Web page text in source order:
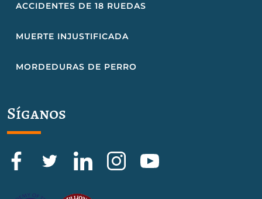
ACCIDENTES DE 18 RUEDAS
MUERTE INJUSTIFICADA
MORDEDURAS DE PERRO
Síganos